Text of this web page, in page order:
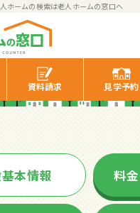
ホームの検索は老人ホームの窓口へ
資料請求 見学予約
マリィ・イン
本情報 料